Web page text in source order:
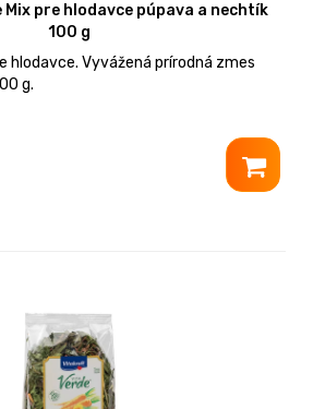
pre hlodavce púpava a nechtík
100 g
hlodavce. Vyvážená prírodná zmes
g.